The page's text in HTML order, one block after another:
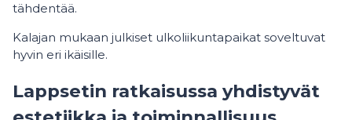
tähdentää.
Kalajan mukaan julkiset ulkoliikuntapaikat soveltuvat
hyvin eri ikäisille.
Lappsetin ratkaisussa yhdistyvät